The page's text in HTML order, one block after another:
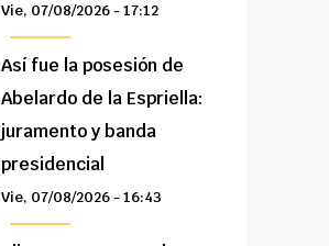
Vie, 07/08/2026 - 17:12
Así fue la posesión de
Abelardo de la Espriella:
juramento y banda
presidencial
Vie, 07/08/2026 - 16:43